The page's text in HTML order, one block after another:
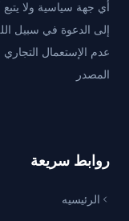
أي جهة سياسية ولا
إلى الدعوة في سبيل
عدم الإستعمال
المصدر
روابط سريعة
الرئيسيه